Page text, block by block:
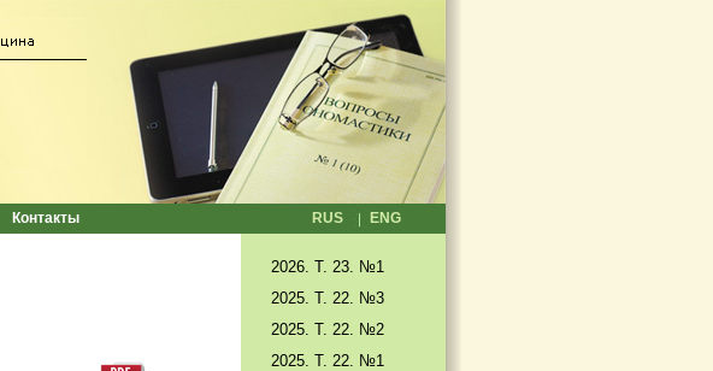
Контакты RUS ENG
2026. T. 23. №1
2025. T. 22. №3
2025. Т. 22. №2
2025. Т. 22. №1